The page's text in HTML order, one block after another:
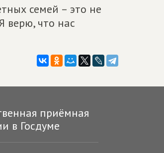
семей – это не
верю, что нас
приёмная
в Госдуме